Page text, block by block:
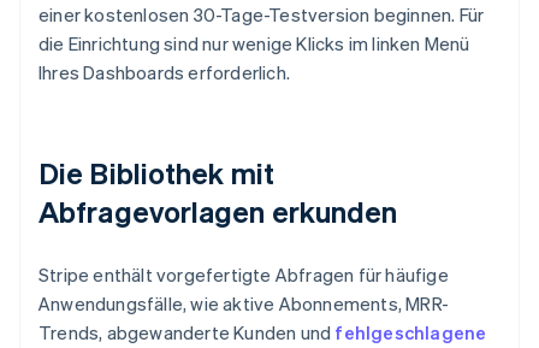
einer kostenlosen 30-Tage-Testversion beginnen. Für
die Einrichtung sind nur wenige Klicks im linken Menü
Ihres Dashboards erforderlich.
Die Bibliothek mit
Abfragevorlagen erkunden
Stripe enthält vorgefertigte Abfragen für häufige
Anwendungsfälle, wie aktive Abonnements, MRR-
Trends, abgewanderte Kunden und fehlgeschlagene